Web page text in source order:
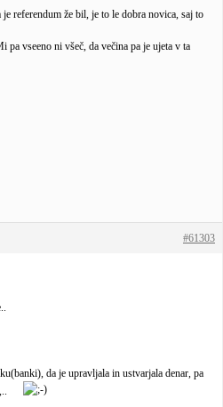
referendum že bil, je to le dobra novica, saj to
vseeno ni všeč, da večina pa je ujeta v ta
#61303
da je upravljala in ustvarjala denar, pa